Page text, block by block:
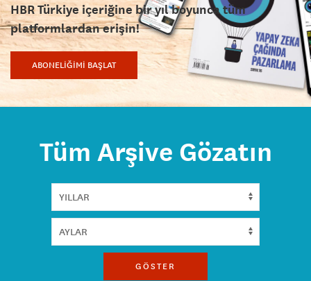
HBR Türkiye içeriğine bir yıl boyunca tüm
platformlardan erişin!
ABONELİĞİMİ BAŞLAT
Tüm Arşive Gözatın
GÖSTER